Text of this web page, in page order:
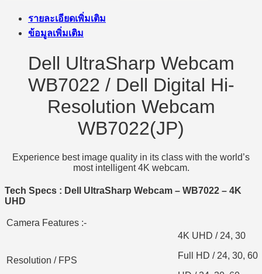
รายละเอียดเพิ่มเติม
ข้อมูลเพิ่มเติม
Dell UltraSharp Webcam
WB7022 / Dell Digital Hi-
Resolution Webcam
WB7022(JP)
Experience best image quality in its class with the world’s
most intelligent 4K webcam.
Tech Specs : Dell UltraSharp Webcam – WB7022 – 4K
UHD
Camera Features :-
Resolution / FPS
4K UHD / 24, 30
Full HD / 24, 30, 60